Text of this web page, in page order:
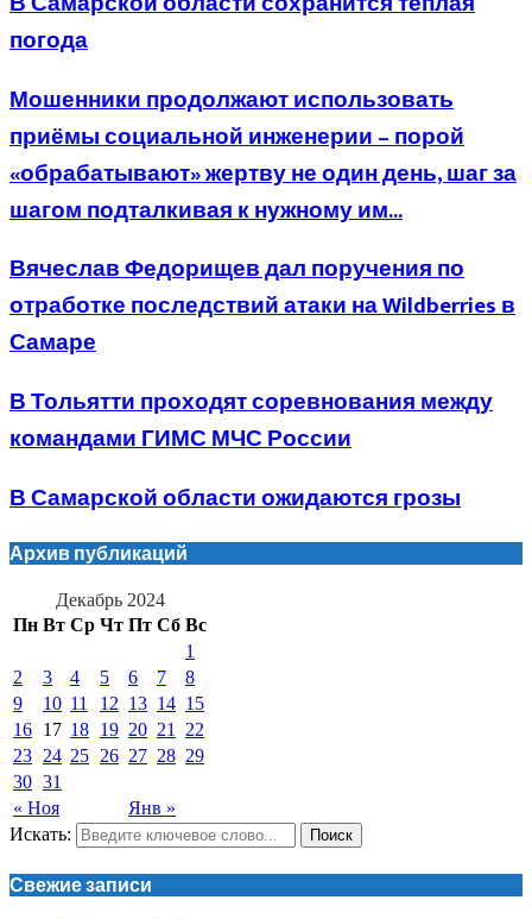
погода
Мошенники продолжают использовать
приёмы социальной инженерии – порой
«обрабатывают» жертву не один день, шаг за
шагом подталкивая к нужному им...
Вячеслав Федорищев дал поручения по
отработке последствий атаки на Wildberries в
Самаре
В Тольятти проходят соревнования между
командами ГИМС МЧС России
В Самарской области ожидаются грозы
Архив публикаций
Декабрь 2024
Пн Вт Ср Чт Пт Сб Вс
« Ноя Янв »
1
2
3 4 5 6 7
8
9
10 11 12 13 14 15
16 17 18 19 20 21 22
23 24 25 26 27 28 29
30 31
Искать: Поиск
Свежие записи